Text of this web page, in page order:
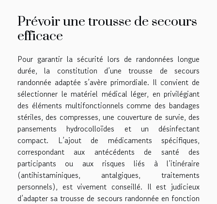
Prévoir une trousse de secours
efficace
Pour garantir la sécurité lors de randonnées longue
durée, la constitution d’une trousse de secours
randonnée adaptée s’avère primordiale. Il convient de
sélectionner le matériel médical léger, en privilégiant
des éléments multifonctionnels comme des bandages
stériles, des compresses, une couverture de survie, des
pansements hydrocolloïdes et un désinfectant
compact. L’ajout de médicaments spécifiques,
correspondant aux antécédents de santé des
participants ou aux risques liés à l’itinéraire
(antihistaminiques, antalgiques, traitements
personnels), est vivement conseillé. Il est judicieux
d’adapter sa trousse de secours randonnée en fonction